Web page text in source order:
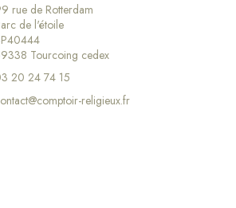
rue de Rotterdam
de l'étoile
Tourcoing cedex
20 24 74 15
religieux.fr